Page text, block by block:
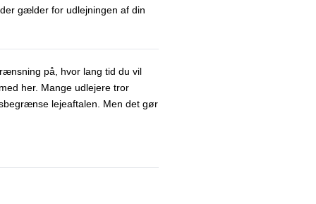
gælder for udlejningen af din
på, hvor lang tid du vil
her. Mange udlejere tror
lejeaftalen. Men det gør